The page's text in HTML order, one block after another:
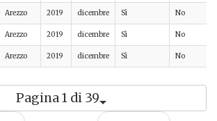
Arezzo 2019 dicembre Sì No
Arezzo 2019 dicembre Sì No
Arezzo 2019 dicembre Sì No
Pagina 1 di 39